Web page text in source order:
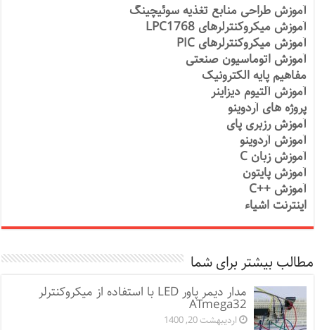
آموزش طراحی منابع تغذیه سوئیچینگ
آموزش میکروکنترلرهای LPC1768
آموزش میکروکنترلرهای PIC
آموزش اتوماسیون صنعتی
مفاهیم پایه الکترونیک
آموزش آلتیوم دیزاینر
پروژه های آردوینو
آموزش رزبری پای
آموزش آردوینو
آموزش زبان C
آموزش پایتون
آموزش ++C
اینترنت اشیاء
مطالب بیشتر برای شما
مدار دیمر پاور LED با استفاده از میکروکنترلر
ATmega32
اردیبهشت 20, 1400